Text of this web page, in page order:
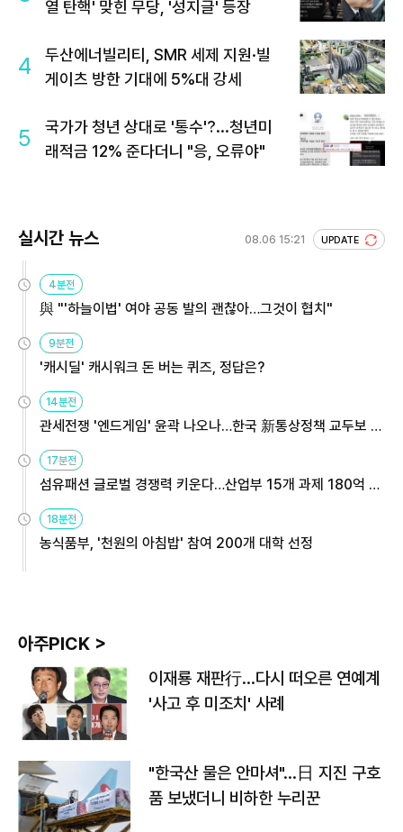
열 탄핵' 맞힌 무당, '성지글' 등장
4
두산에너빌리티, SMR 세제 지원·빌
게이츠 방한 기대에 5%대 강세
5
국가가 청년 상대로 '통수'?...청년미
래적금 12% 준다더니 "응, 오류야"
실시간 뉴스 08.06 15:21 UPDATE
4분전
與 "'하늘이법' 여야 공동 발의 괜찮아…그것이 협치"
9분전
'캐시딜' 캐시워크 돈 버는 퀴즈, 정답은?
14분전
관세전쟁 '엔드게임' 윤곽 나오나…한국 新통상정책 교두보 활
17분전
섬유패션 글로벌 경쟁력 키운다…산업부 15개 과제 180억 지
18분전
농식품부, '천원의 아침밥' 참여 200개 대학 선정
아주PICK >
이재룡 재판行…다시 떠오른 연예계
'사고 후 미조치' 사례
"한국산 물은 안마셔"…日 지진 구호
품 보냈더니 비하한 누리꾼